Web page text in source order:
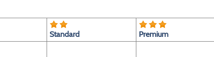
Standard Premium